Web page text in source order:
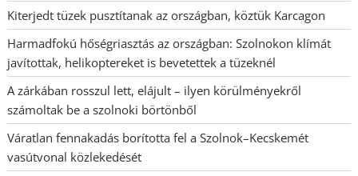
Kiterjedt tüzek pusztítanak az országban, köztük Karcagon
Harmadfokú hőségriasztás az országban: Szolnokon klímát
javítottak, helikoptereket is bevetettek a tüzeknél
A zárkában rosszul lett, elájult – ilyen körülményekről
számoltak be a szolnoki börtönből
Váratlan fennakadás borította fel a Szolnok–Kecskemét
vasútvonal közlekedését